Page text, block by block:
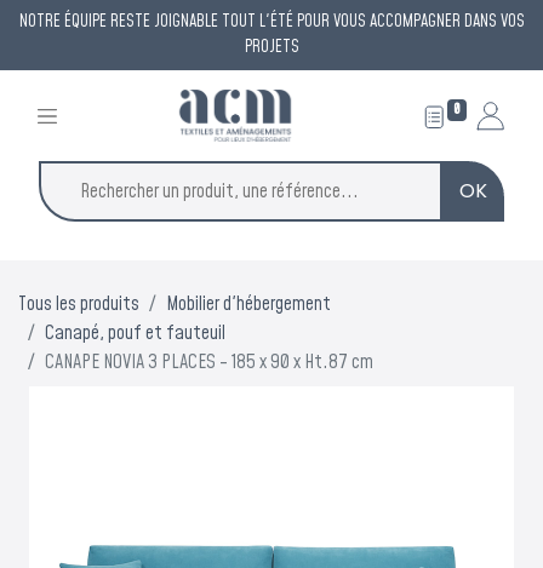
NOTRE ÉQUIPE RESTE JOIGNABLE TOUT L'ÉTÉ POUR VOUS ACCOMPAGNER DANS VOS
PROJETS
0
OK
Tous les produits
Mobilier d'hébergement
Canapé, pouf et fauteuil
CANAPE NOVIA 3 PLACES - 185 x 90 x Ht.87 cm